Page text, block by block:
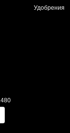
Удобрения